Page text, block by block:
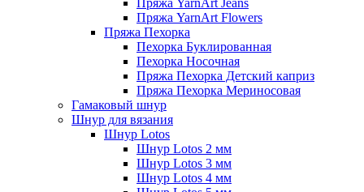
Пряжа YarnArt Jeans
Пряжа YarnArt Flowers
Пряжа Пехорка
Пехорка Буклированная
Пехорка Носочная
Пряжа Пехорка Детский каприз
Пряжа Пехорка Мериносовая
Гамаковый шнур
Шнур для вязания
Шнур Lotos
Шнур Lotos 2 мм
Шнур Lotos 3 мм
Шнур Lotos 4 мм